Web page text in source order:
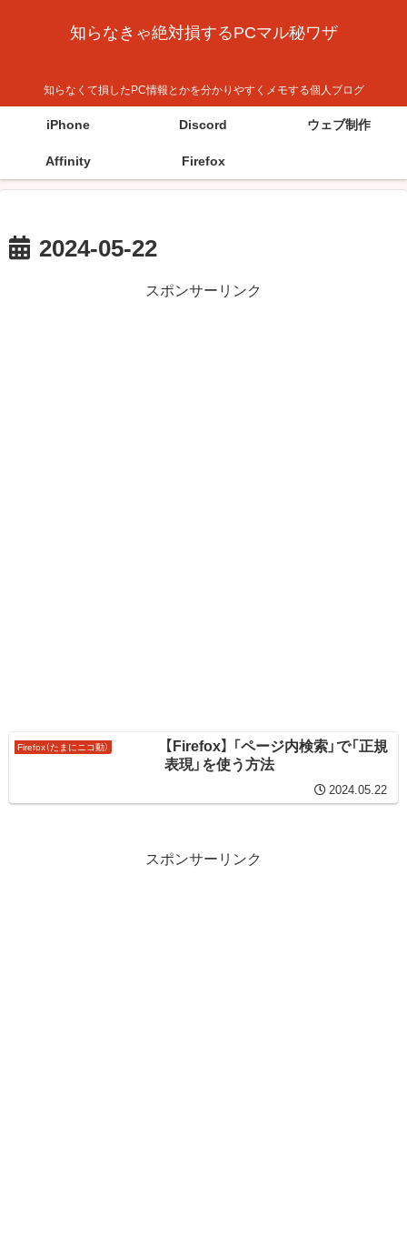
知らなきゃ絶対損するPCマル秘ワザ
知らなくて損したPC情報とかを分かりやすくメモする個人ブログ
iPhone Discord ウェブ制作
Affinity Firefox
2024-05-22
スポンサーリンク
Firefox（たまにニコ動）
【Firefox】 「ページ内検索」で「正規
表現」を使う方法
2024.05.22
スポンサーリンク